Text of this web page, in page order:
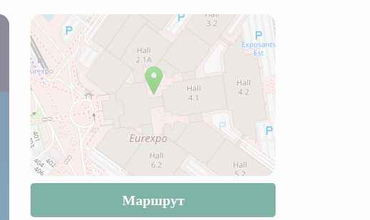
Маршрут